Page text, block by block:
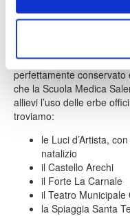
Prima di arrivare al
Mercanti, la più antica
Palazzo Pinto con la
perfettamente
che la Scuola Medica
allievi l’uso delle erbe
troviamo:
le Luci d’Artista,
natalizio
il Castello Arechi
il Forte La Carnale
il Teatro Municipale
la Spiaggia Santa